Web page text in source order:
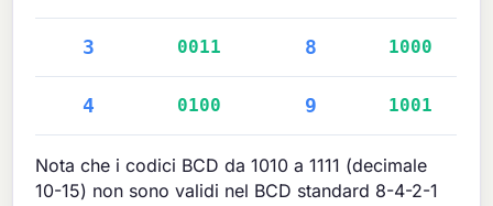
3 0011 8 1000
4 0100 9 1001
Nota che i codici BCD da 1010 a 1111 (decimale
10-15) non sono validi nel BCD standard 8-4-2-1